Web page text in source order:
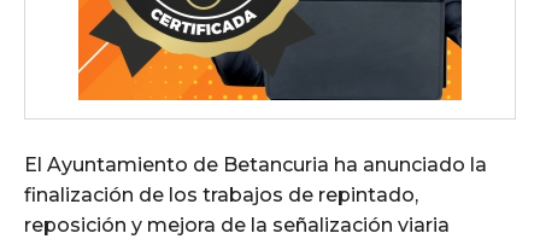
El Ayuntamiento de Betancuria ha anunciado la
finalización de los trabajos de repintado,
reposición y mejora de la señalización viaria